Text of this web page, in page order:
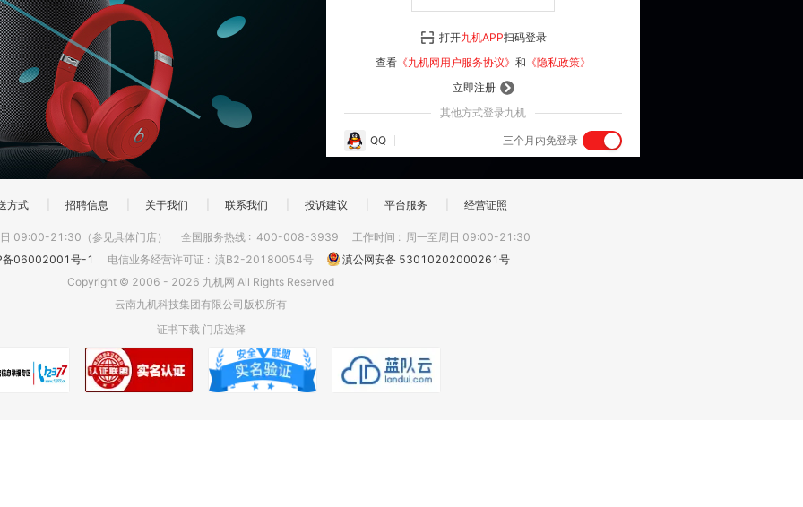
登 录
立即注册
其他方式登录九机
QQ 三个月内免登录
打开九机APP扫码登录
查看 《九机网用户服务协议》 和 《隐私政策》
方式 招聘信息 关于我们 联系我们 投诉建议 平台服务 经营证照
09:00-21:30（参见具体门店） 全国服务热线 : 400-008-3939 工作时间 : 周一至周日 09:00-21:30
备06002001号-1
电信业务经营许可证 : 滇B2-20180054号
滇公网安备 53010202000261号
Copyright © 2006 - 2026 九机网 All Rights Reserved
云南九机科技集团有限公司版权所有
证书下载 门店选择